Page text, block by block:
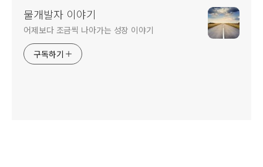
물개발자 이야기
어제보다 조금씩 나아가는 성장 이야기
구독하기